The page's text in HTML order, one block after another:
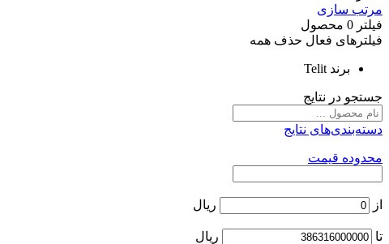
مرتب سازی
فیلتر 0 محصول
فیلترهای فعال حذف همه
برند Telit
جستجو در نتایج
دسته‌بندی‌های نتایج
محدوده قیمت
از ریال
تا ریال